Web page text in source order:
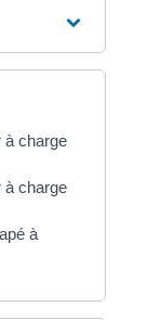
à charge
à charge
à